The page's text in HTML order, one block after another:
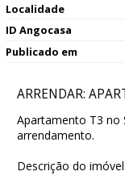
Localidade
ID Angocasa
Publicado em
ARRENDAR:
Apartamento T3 no
arrendamento.
Descrição do imóvel: